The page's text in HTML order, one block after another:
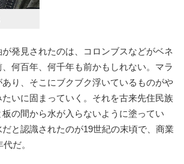
発見されたのは、コロンブスなどがベネ
何百年、何千年も前かもしれない。マラ
り、そこにブクブク浮いているものがや
いに固まっていく。それを古来先住民族
の間から水が入らないように塗ってい
と認識されたのが19世紀の末頃で、商業
だ。